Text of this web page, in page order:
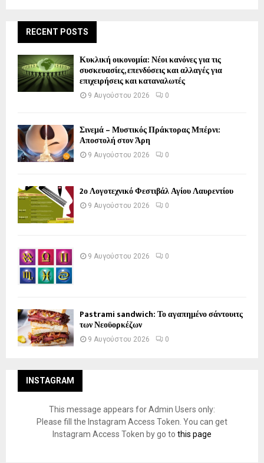
RECENT POSTS
Κυκλική οικονομία: Νέοι κανόνες για τις
συσκευασίες, επενδύσεις και αλλαγές για
επιχειρήσεις και καταναλωτές
9 Αυγούστου 2026 0
Σινεμά – Μυστικός Πράκτορας Μπέρνι:
Αποστολή στον Άρη
9 Αυγούστου 2026 0
2ο Λογοτεχνικό Φεστιβάλ Αγίου Λαυρεντίου
9 Αυγούστου 2026 0
9 Αυγούστου 2026 0
Pastrami sandwich: Το αγαπημένο σάντουιτς
των Νεοϋορκέζων
9 Αυγούστου 2026 0
INSTAGRAM
This message appears for Admin Users only:
Please fill the Instagram Access Token. You can get
Instagram Access Token by go to this page